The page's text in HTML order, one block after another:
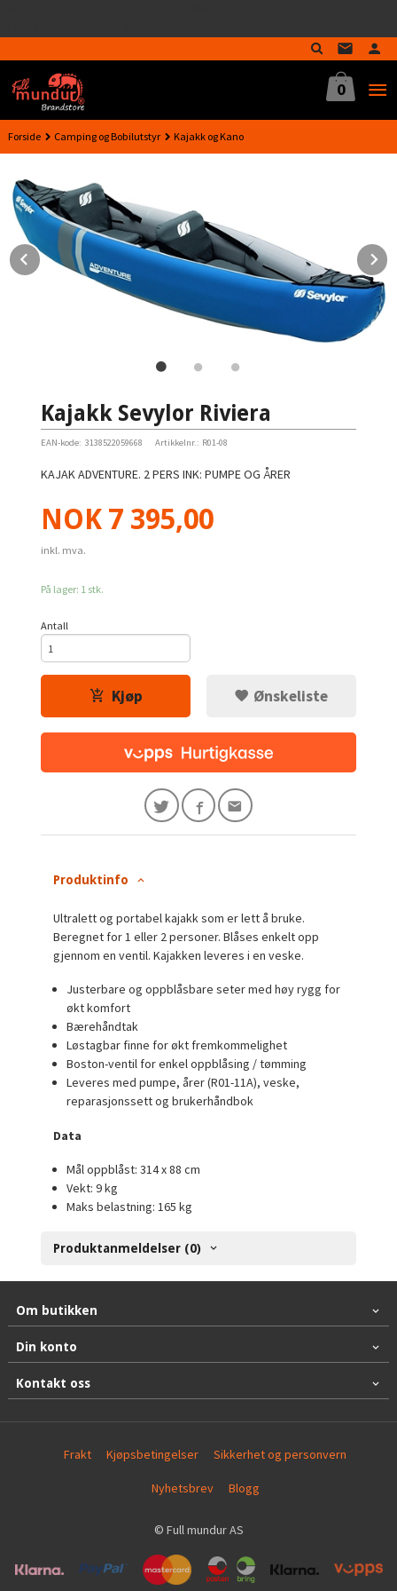
innholdet
0
Forside Camping og Bobilutstyr Kajakk og Kano
Prev
Kajakk Sevylor Riviera
EAN-kode: 3138522059668 Artikkelnr.: R01-08
KAJAK ADVENTURE. 2 PERS INK: PUMPE OG ÅRER
Pris
NOK 7 395,00
inkl. mva.
På lager: 1 stk.
Antall
Kjøp Ønskeliste
Produktinfo
Ultralett og portabel kajakk som er lett å bruke.
Beregnet for 1 eller 2 personer. Blåses enkelt opp
gjennom en ventil. Kajakken leveres i en veske.
Justerbare og oppblåsbare seter med høy rygg for
økt komfort
Bærehåndtak
Løstagbar finne for økt fremkommelighet
Boston-ventil for enkel oppblåsing / tømming
Leveres med pumpe, årer (R01-11A), veske,
reparasjonssett og brukerhåndbok
Data
Mål oppblåst: 314 x 88 cm
Vekt: 9 kg
Maks belastning: 165 kg
Produktanmeldelser (0)
Om butikken
Din konto
Kontakt oss
Frakt Kjøpsbetingelser Sikkerhet og personvern
Nyhetsbrev Blogg
© Full mundur AS